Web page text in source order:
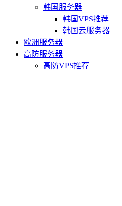
韩国服务器
韩国VPS推荐
韩国云服务器
欧洲服务器
高防服务器
高防VPS推荐